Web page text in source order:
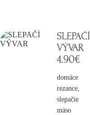
SLEPAČÍ
VÝVAR
4.90€
domáce
rezance,
slepačie
mäso